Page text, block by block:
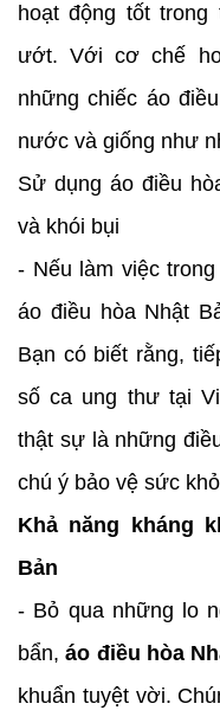
hoạt động tốt
ướt. Với cơ chế
những chiếc áo
nước và giống như
Sử dụng áo điều
và khói bụi
- Nếu làm việc
áo điều hòa Nhật
Bạn có biết rằng,
số ca ung thư tại
thật sự là những
chú ý bảo vệ sức
Khả năng kháng
Bản
- Bỏ qua những lo
bẩn,áo điều hòa
khuẩn tuyệt vời.